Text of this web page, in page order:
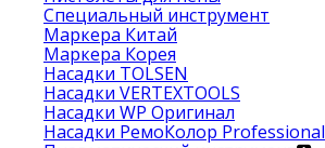
Специальный инструмент
Маркера Китай
Маркера Корея
Насадки TOLSEN
Насадки VERTEXTOOLS
Насадки WP Оригинал
Насадки РемоКолор Professional